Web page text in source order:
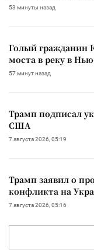
53 минуты назад
Голый гражданин
моста в реку в
57 минут назад
Трамп подписал
США
7 августа 2026, 05:19
Трамп заявил о
конфликта на
7 августа 2026, 05:16